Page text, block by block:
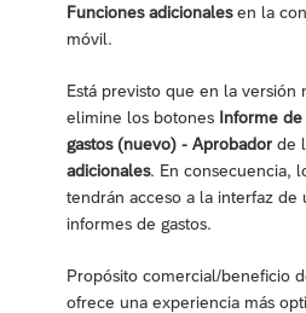
Funciones adicionalesen la
móvil.
Está previsto que en la
elimine los botones Informe de
gastos (nuevo) - Aprobador de
adicionales. En consecuencia,
tendrán acceso a la interfaz de
informes de gastos.
Propósito comercial/beneficio
ofrece una experiencia más